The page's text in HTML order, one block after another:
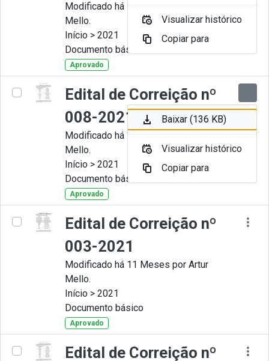
Modificado há 11 Meses por Artur
Mello.
Início > 2021
Documento básico
Aprovado
Edital de Correição nº
008-2021
Modificado há 11 Meses por Artur
Mello.
Início > 2021
Documento básico
Aprovado
Edital de Correição nº
003-2021
Modificado há 11 Meses por Artur
Mello.
Início > 2021
Documento básico
Aprovado
Edital de Correição nº
Visualizar histórico
Copiar para
Baixar (136 KB)
Visualizar histórico
Copiar para